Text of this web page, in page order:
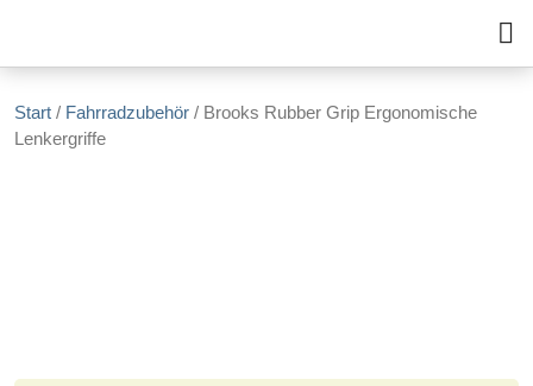
Start / Fahrradzubehör / Brooks Rubber Grip Ergonomische
Lenkergriffe